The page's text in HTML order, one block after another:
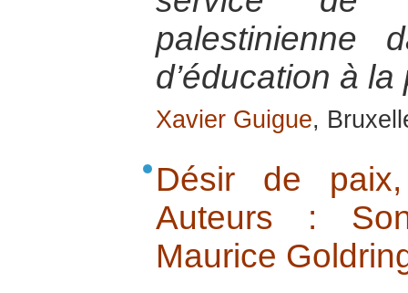
palestinienne
d’éducation à la
Xavier Guigue,
Désir de
Auteurs :
Maurice